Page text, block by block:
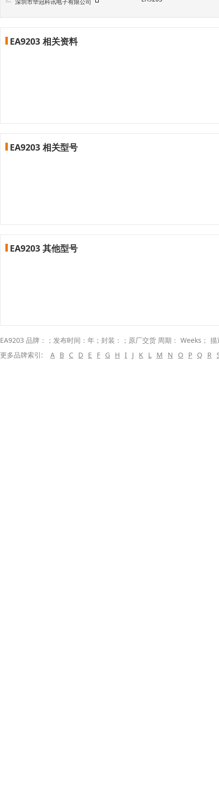
EA9203 相关资料
EA9203 相关型号
EA9203 其他型号
EA9203 品牌：；发布时间：年；封装：；原厂交货 周期： Weeks；
更多品牌索引:
A B C D E F G H I J K L M N O P Q R